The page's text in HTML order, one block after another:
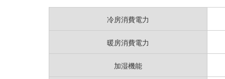
冷房消費電力
暖房消費電力
加湿機能